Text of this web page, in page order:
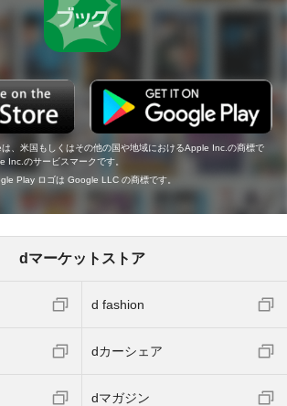
、米国もしくはその他の国や地域におけるApple Inc.の商標で
Inc.のサービスマークです。
Play ロゴは Google LLC の商標です。
dマーケットストア
d fashion
dカーシェア
dマガジン